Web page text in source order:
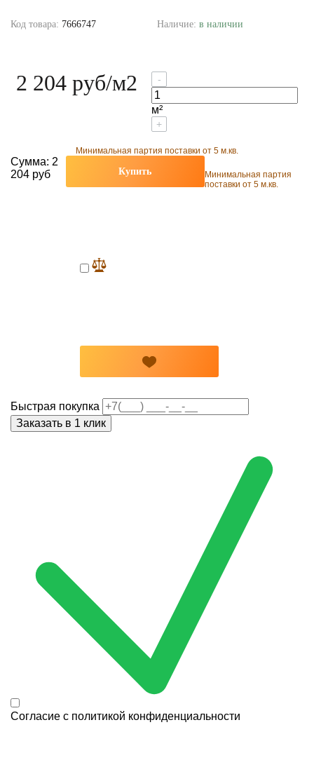
Код товара: 7666747 Наличие: в наличии
2 204 руб/м2 -
м²
+
Минимальная партия поставки от 5 м.кв.
Сумма: 2
204 руб
Купить
Минимальная партия
поставки от 5 м.кв.
Быстрая покупка
Согласие с политикой конфиденциальности